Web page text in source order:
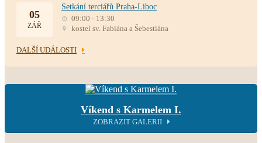
05
ZÁŘ
Setkání terciářů Praha-Liboc
09:00 - 13:30
kostel sv. Fabiána a Šebestiána
DALŠÍ UDÁLOSTI
Víkend s Karmelem I.
ZOBRAZIT GALERII